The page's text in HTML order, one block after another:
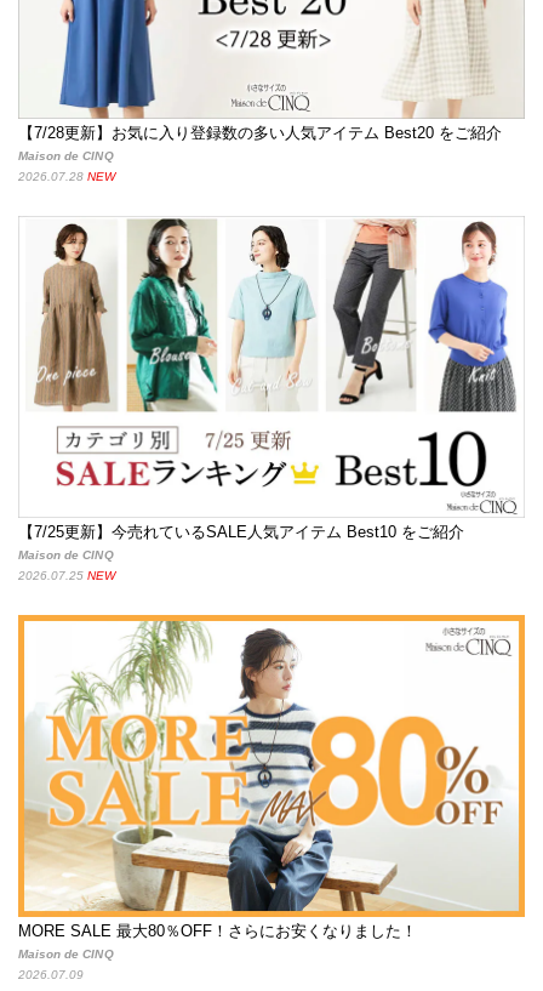
【7/28更新】お気に入り登録数の多い人気アイテム Best20 をご紹介
Maison de CINQ
2026.07.28 NEW
【7/25更新】今売れているSALE人気アイテム Best10 をご紹介
Maison de CINQ
2026.07.25 NEW
MORE SALE 最大80％OFF！さらにお安くなりました！
Maison de CINQ
2026.07.09